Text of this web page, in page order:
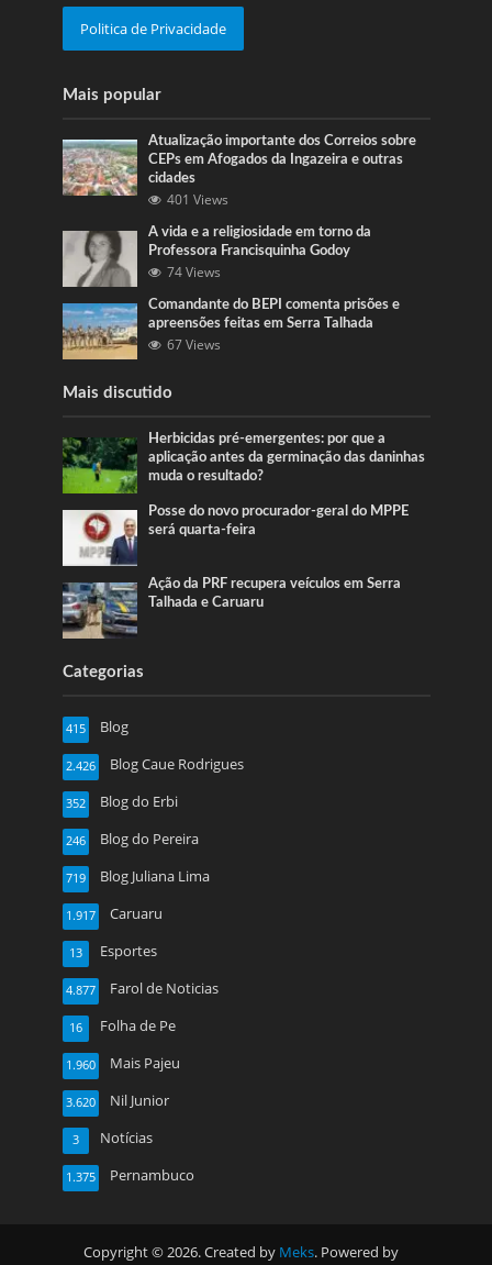
Politica de Privacidade
Mais popular
Atualização importante dos Correios sobre
CEPs em Afogados da Ingazeira e outras
cidades
401 Views
A vida e a religiosidade em torno da
Professora Francisquinha Godoy
74 Views
Comandante do BEPI comenta prisões e
apreensões feitas em Serra Talhada
67 Views
Mais discutido
Herbicidas pré-emergentes: por que a
aplicação antes da germinação das daninhas
muda o resultado?
Posse do novo procurador-geral do MPPE
será quarta-feira
Ação da PRF recupera veículos em Serra
Talhada e Caruaru
Categorias
Blog
415
Blog Caue Rodrigues
2.426
Blog do Erbi
352
Blog do Pereira
246
Blog Juliana Lima
719
Caruaru
1.917
Esportes
13
Farol de Noticias
4.877
Folha de Pe
16
Mais Pajeu
1.960
Nil Junior
3.620
Notícias
3
Pernambuco
1.375
Copyright © 2026. Created by Meks. Powered by